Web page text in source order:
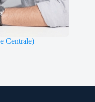
Centrale)